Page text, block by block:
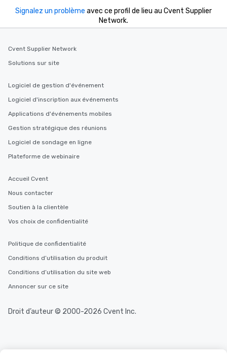
Signalez un problème avec ce profil de lieu au Cvent Supplier
Network.
Cvent Supplier Network
Solutions sur site
Logiciel de gestion d'événement
Logiciel d'inscription aux événements
Applications d'événements mobiles
Gestion stratégique des réunions
Logiciel de sondage en ligne
Plateforme de webinaire
Accueil Cvent
Nous contacter
Soutien à la clientèle
Vos choix de confidentialité
Politique de confidentialité
Conditions d’utilisation du produit
Conditions d’utilisation du site web
Annoncer sur ce site
Droit d’auteur © 2000-2026 Cvent Inc.